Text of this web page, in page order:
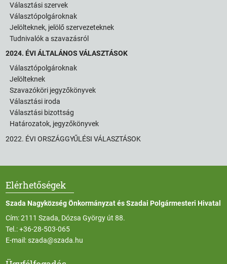
Választási szervek
Választópolgároknak
Jelölteknek, jelölő szervezeteknek
Tudnivalók a szavazásról
2024. ÉVI ÁLTALÁNOS VÁLASZTÁSOK
Választópolgároknak
Jelölteknek
Szavazóköri jegyzőkönyvek
Választási iroda
Választási bizottság
Határozatok, jegyzőkönyvek
2022. ÉVI ORSZÁGGYŰLÉSI VÁLASZTÁSOK
Elérhetőségek
Szada Nagyközség Önkormányzat és Szadai Polgármesteri Hivatal
Cím: 2111 Szada, Dózsa György út 88.
Tel.:+36-28-503-065
E-mail:szada@szada.hu